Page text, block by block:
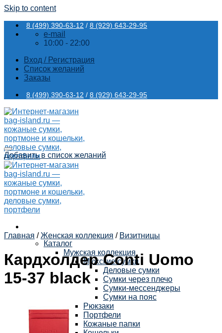
Skip to content
8 (499) 390-63-12 / 8 (929) 643-29-95
e-mail
10:00 - 22:00
Вход / Регистрация
Список желаний
Заказы
8 (499) 390-63-12 / 8 (929) 643-29-95
Каталог
Мужская коллекция
Мужские сумки
Деловые сумки
Сумки через плечо
Сумки-мессенджеры
Сумки на пояс
Рюкзаки
Портфели
Кожаные папки
Добавить в список желаний
Главная / Женская коллекция / Визитницы
Кардхолдер Conti Uomo
15-37 black